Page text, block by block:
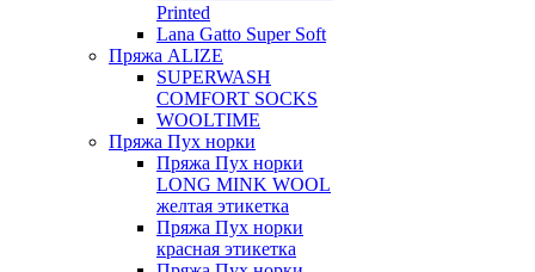
Printed
Lana Gatto Super Soft
Пряжа ALIZE
SUPERWASH
COMFORT SOCKS
WOOLTIME
Пряжа Пух норки
Пряжа Пух норки
LONG MINK WOOL
желтая этикетка
Пряжа Пух норки
красная этикетка